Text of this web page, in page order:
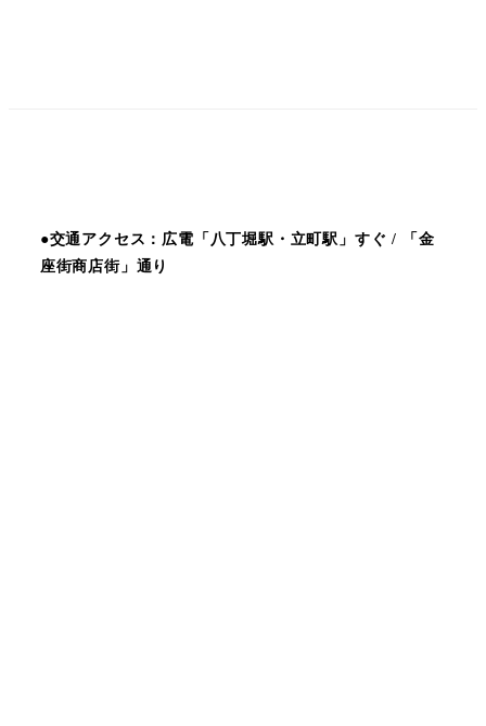
●交通アクセス：広電「八丁堀駅・立町駅」すぐ / 「金
座街商店街」通り